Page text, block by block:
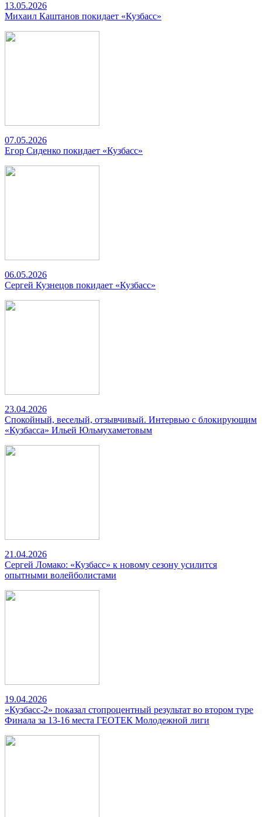
13.05.2026
Михаил Каштанов покидает «Кузбасс»
07.05.2026
Егор Сиденко покидает «Кузбасс»
06.05.2026
Сергей Кузнецов покидает «Кузбасс»
23.04.2026
Спокойный, веселый, отзывчивый. Интервью с блокирующим
«Кузбасса» Ильей Юльмухаметовым
21.04.2026
Сергей Ломако: «Кузбасс» к новому сезону усилится
опытными волейболистами
19.04.2026
«Кузбасс-2» показал стопроцентный результат во втором туре
Финала за 13-16 места ГЕОТЕК Молодежной лиги